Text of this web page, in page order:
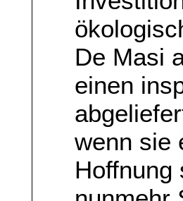
De Masi
einen
wenn sie
Hoffnung